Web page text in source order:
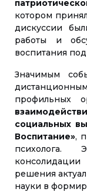
котором
дискуссии
работы и
воспитания
Значимым
профильных
социальных
Воспитание»,
психолога.
решения
науки в